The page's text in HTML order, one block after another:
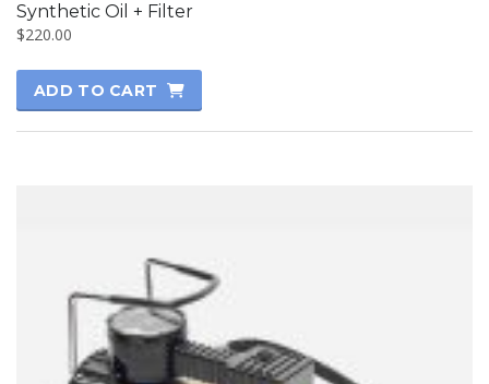
Synthetic Oil + Filter
$220.00
ADD TO CART